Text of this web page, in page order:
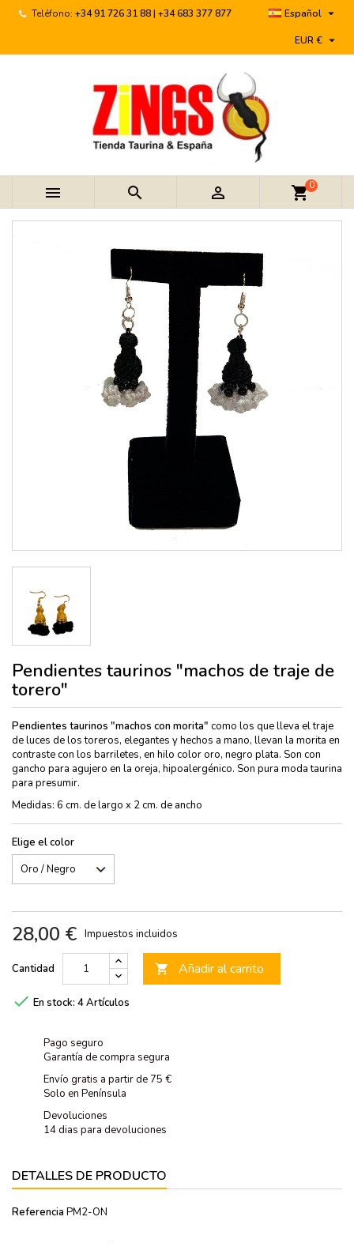
Teléfono: +34 91 726 31 88 | +34 683 377 877 Español 
EUR € 
   shopping_cart0
Pendientes taurinos "machos de traje de
torero"
Pendientes taurinos "machos con morita" como los que lleva el traje
de luces de los toreros, elegantes y hechos a mano, llevan la morita en
contraste con los barriletes, en hilo color oro, negro plata. Son con
gancho para agujero en la oreja, hipoalergénico. Son pura moda taurina
para presumir.
Medidas: 6 cm. de largo x 2 cm. de ancho
Elige el color
28,00 € Impuestos incluidos
Cantidad  Añadir al carrito
 En stock: 4 Artículos
Pago seguro
Garantía de compra segura
Envío gratis a partir de 75 €
Solo en Península
Devoluciones
14 dias para devoluciones
DETALLES DE PRODUCTO
Referencia PM2-ON